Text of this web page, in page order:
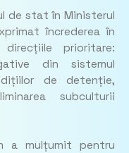
de stat în Ministerul
încrederea în
prioritare:
din sistemul
de detenție,
subculturii
a mulțumit pentru